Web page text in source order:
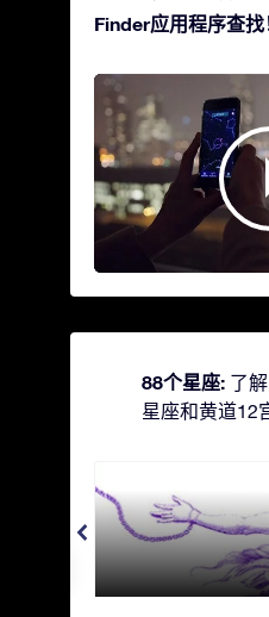
Finder应用程序查找
88个星座: 了
星座和黄道12
Andromeda - 被